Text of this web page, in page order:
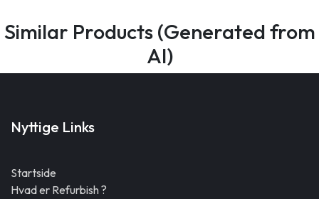
Similar Products (Generated from
AI)
Nyttige Links
Startside
Hvad er Refurbish ?